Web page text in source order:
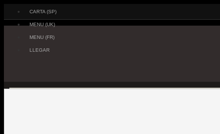
CARTA (SP)
MENU (UK)
MENU (FR)
LLEGAR